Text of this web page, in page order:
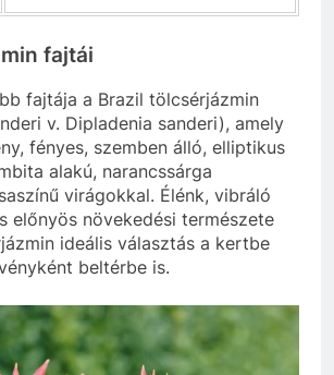
fajtái
fajtája a Brazil tölcsérjázmin
v. Dipladenia sanderi), amely
fényes, szemben álló, elliptikus
alakú, narancssárga
virágokkal. Élénk, vibráló
előnyös növekedési természete
ideális választás a kertbe
beltérbe is.